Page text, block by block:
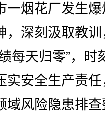
一烟花厂发生
，深刻汲取教
每天归零”，时
实安全生产责
域风险隐患排